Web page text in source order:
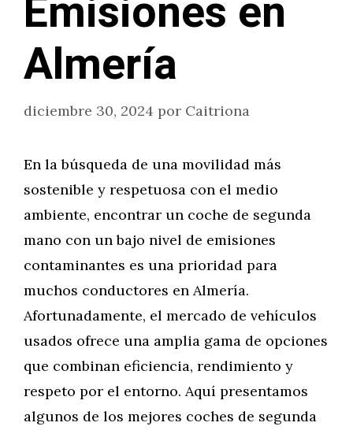
Emisiones en
Almería
diciembre 30, 2024 por Caitriona
En la búsqueda de una movilidad más
sostenible y respetuosa con el medio
ambiente, encontrar un coche de segunda
mano con un bajo nivel de emisiones
contaminantes es una prioridad para
muchos conductores en Almería.
Afortunadamente, el mercado de vehículos
usados ofrece una amplia gama de opciones
que combinan eficiencia, rendimiento y
respeto por el entorno. Aquí presentamos
algunos de los mejores coches de segunda